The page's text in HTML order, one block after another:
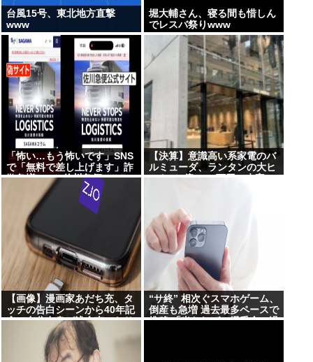
台風15号、東北地方直撃
www
堀大輔さん、寝る間も惜しん
でレスバ祭りwww
「怖い…もう怖いです」SNS
で「無料で差し上げます」詐
欺急増 “ニセ佐川急便”HPに
誘導、個人情報要求 佐川急便
「断じて許されない」怒り
【決算】意識高い系家電のバ
ルミューダ、ランタンの大ヒ
ットで3億1400万円の赤字。
【画像】漫画家あだち充、タ
ッチの告白シーンから40年記
念で自分自身が浅倉南になり
“サ終” 相次ぐスマホゲーム、
倒産も急増 過去最多ペースで
推移 「当たれば一攫千金」過